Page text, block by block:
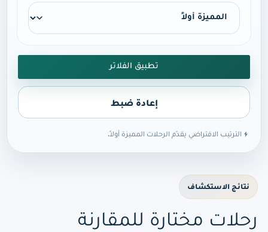
تطبيق الفلاتر
إعادة ضبط
الترتيب الافتراضي يقدّم الرحلات المميزة أولاً.
نتائج الاستكشاف
رحلات مختارة للمقارنة